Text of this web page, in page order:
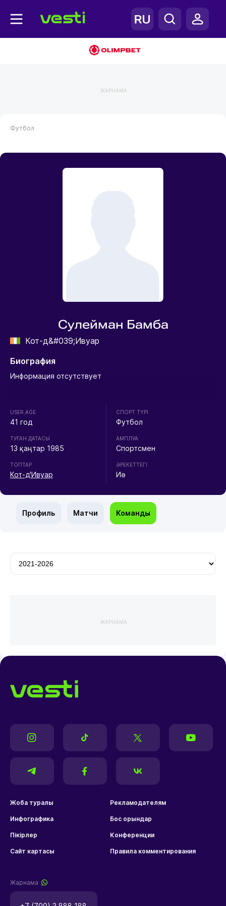
ЖАРНАМА
Футбол
Сулейман Бамба
Кот-д&#039;Ивуар
Биография
Информация отсутствует
USER.AGE
41 год
ТУҒАН ДАТАСЫ
13 қаңтар 1985
ТОПТАР
Кот-д'Ивуар
СПОРТ ТҮРІ
Футбол
АМПЛУА
Спортсмен
ӘРЕКЕТТЕГІ
Иә
Профиль Матчи Команды
ЖАРНАМА
Жоба туралы Рекламодателям
Инфографика Бос орындар
Пікірлер Конференции
Сайт картасы Правила комментирования
Жарнама